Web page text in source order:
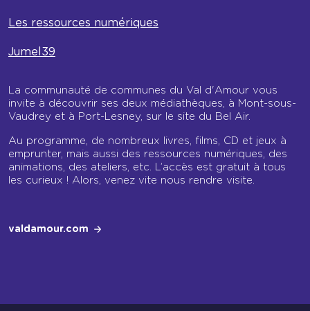
Les ressources numériques
Jumel39
La communauté de communes du Val d'Amour vous
invite à découvrir ses deux médiathèques, à Mont-sous-
Vaudrey et à Port-Lesney, sur le site du Bel Air.
Au programme, de nombreux livres, films, CD et jeux à
emprunter, mais aussi des ressources numériques, des
animations, des ateliers, etc. L’accès est gratuit à tous
les curieux ! Alors, venez vite nous rendre visite.
valdamour.com